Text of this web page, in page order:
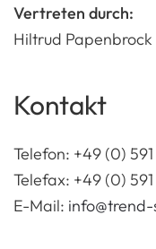
Vertreten durch:
Hiltrud Papenbrock
Kontakt
Telefon: +49 (0)
Telefax: +49 (0)
E-Mail: